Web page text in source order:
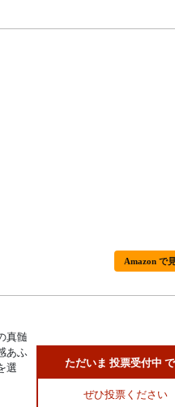
Amazon で
真髄
あふ
選
ただいま 投票受付中
ぜひ投票ください